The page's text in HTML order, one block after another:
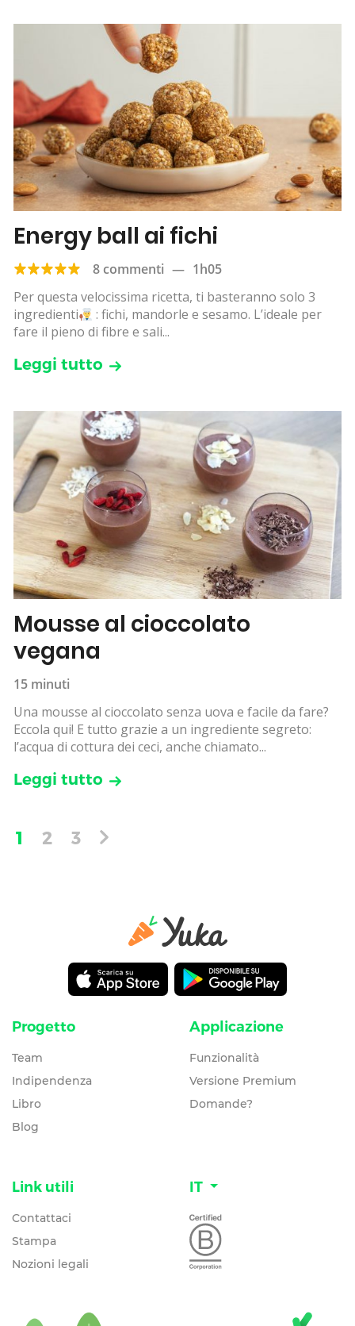
Energy ball ai fichi
8 commenti — 1h05
Per questa velocissima ricetta, ti basteranno solo 3
ingredienti
: fichi, mandorle e sesamo. L’ideale per
fare il pieno di fibre e sali...
Leggi tutto
Mousse al cioccolato
vegana
15 minuti
Una mousse al cioccolato senza uova e facile da fare?
Eccola qui! E tutto grazie a un ingrediente segreto:
l’acqua di cottura dei ceci, anche chiamato...
Leggi tutto
1 2 3
Progetto
Team
Indipendenza
Libro
Blog
Applicazione
Funzionalità
Versione Premium
Domande?
Link utili
Contattaci
Stampa
Nozioni legali
IT